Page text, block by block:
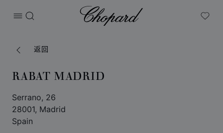
打开菜单
搜索
Chopard
My
返回
RABAT MADRID
Serrano, 26
28001, Madrid
Spain